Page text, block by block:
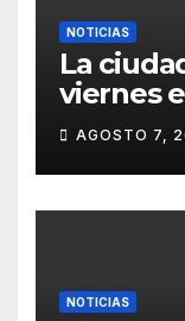
NOTICIAS
La
viernes
de Las
Canaria
Canaria
AGOSTO 7,
NOTICIAS